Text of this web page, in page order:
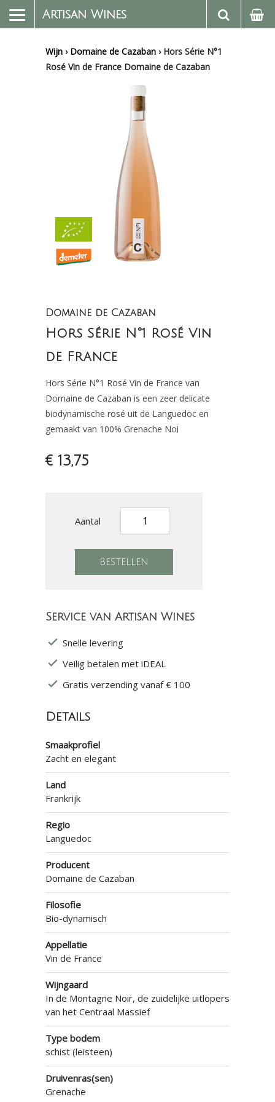
Artisan Wines
Wijn › Domaine de Cazaban › Hors Série N°1
Rosé Vin de France Domaine de Cazaban
Domaine de Cazaban
Hors Série N°1 Rosé Vin
de France
Hors Série N°1 Rosé Vin de France van
Domaine de Cazaban is een zeer delicate
biodynamische rosé uit de Languedoc en
gemaakt van 100% Grenache Noi
€ 13,75
Aantal
Service van Artisan Wines
Snelle levering
Veilig betalen met iDEAL
Gratis verzending vanaf € 100
Details
Smaakprofiel
Zacht en elegant
Land
Frankrijk
Regio
Languedoc
Producent
Domaine de Cazaban
Filosofie
Bio-dynamisch
Appellatie
Vin de France
Wijngaard
In de Montagne Noir, de zuidelijke uitlopers
van het Centraal Massief
Type bodem
schist (leisteen)
Druivenras(sen)
Grenache